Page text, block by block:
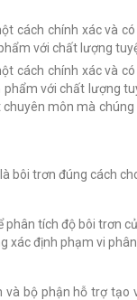
cách chính xác và
với chất lượng
cách chính xác và
với chất lượng
môn mà
trơn đúng cách
tích độ bôi trơn
xác định phạm vi
bộ phận hỗ trợ